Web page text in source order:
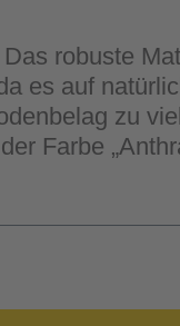
robuste
es auf
zu
Farbe